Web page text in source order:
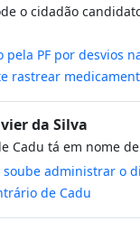
o cidadão
pela PF por desvios
rastrear
da Silva
Cadu tá em nome
soube administrar o
de Cadu